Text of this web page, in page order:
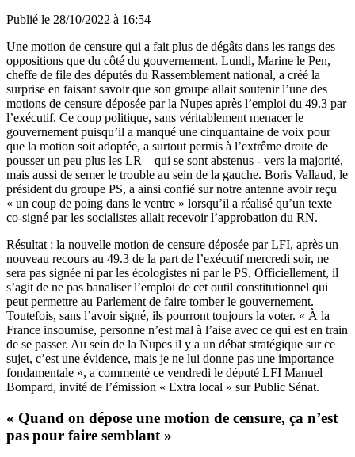
Publié le 28/10/2022 à 16:54
Une motion de censure qui a fait plus de dégâts dans les rangs des
oppositions que du côté du gouvernement. Lundi, Marine le Pen,
cheffe de file des députés du Rassemblement national, a créé la
surprise en faisant savoir que son groupe allait soutenir l’une des
motions de censure déposée par la Nupes après l’emploi du 49.3 par
l’exécutif. Ce coup politique, sans véritablement menacer le
gouvernement puisqu’il a manqué une cinquantaine de voix pour
que la motion soit adoptée, a surtout permis à l’extrême droite de
pousser un peu plus les LR – qui se sont abstenus - vers la majorité,
mais aussi de semer le trouble au sein de la gauche. Boris Vallaud, le
président du groupe PS, a ainsi confié sur notre antenne avoir reçu
« un coup de poing dans le ventre » lorsqu’il a réalisé qu’un texte
co-signé par les socialistes allait recevoir l’approbation du RN.
Résultat : la nouvelle motion de censure déposée par LFI, après un
nouveau recours au 49.3 de la part de l’exécutif mercredi soir, ne
sera pas signée ni par les écologistes ni par le PS. Officiellement, il
s’agit de ne pas banaliser l’emploi de cet outil constitutionnel qui
peut permettre au Parlement de faire tomber le gouvernement.
Toutefois, sans l’avoir signé, ils pourront toujours la voter. « À la
France insoumise, personne n’est mal à l’aise avec ce qui est en train
de se passer. Au sein de la Nupes il y a un débat stratégique sur ce
sujet, c’est une évidence, mais je ne lui donne pas une importance
fondamentale », a commenté ce vendredi le député LFI Manuel
Bompard, invité de l’émission « Extra local » sur Public Sénat.
« Quand on dépose une motion de censure, ça n’est
pas pour faire semblant »